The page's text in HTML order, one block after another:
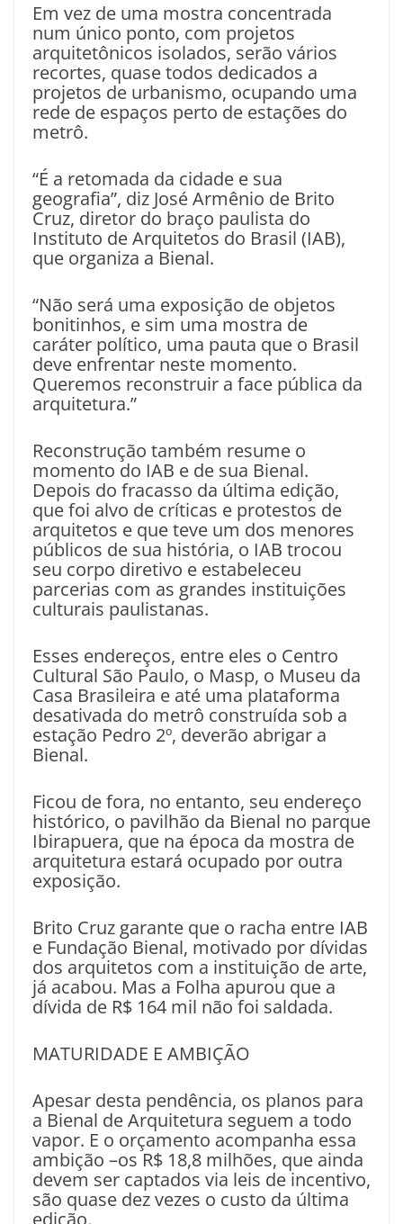
Em vez de uma mostra concentrada
num único ponto, com projetos
arquitetônicos isolados, serão vários
recortes, quase todos dedicados a
projetos de urbanismo, ocupando uma
rede de espaços perto de estações do
metrô.
“É a retomada da cidade e sua
geografia”, diz José Armênio de Brito
Cruz, diretor do braço paulista do
Instituto de Arquitetos do Brasil (IAB),
que organiza a Bienal.
“Não será uma exposição de objetos
bonitinhos, e sim uma mostra de
caráter político, uma pauta que o Brasil
deve enfrentar neste momento.
Queremos reconstruir a face pública da
arquitetura.”
Reconstrução também resume o
momento do IAB e de sua Bienal.
Depois do fracasso da última edição,
que foi alvo de críticas e protestos de
arquitetos e que teve um dos menores
públicos de sua história, o IAB trocou
seu corpo diretivo e estabeleceu
parcerias com as grandes instituições
culturais paulistanas.
Esses endereços, entre eles o Centro
Cultural São Paulo, o Masp, o Museu da
Casa Brasileira e até uma plataforma
desativada do metrô construída sob a
estação Pedro 2º, deverão abrigar a
Bienal.
Ficou de fora, no entanto, seu endereço
histórico, o pavilhão da Bienal no parque
Ibirapuera, que na época da mostra de
arquitetura estará ocupado por outra
exposição.
Brito Cruz garante que o racha entre IAB
e Fundação Bienal, motivado por dívidas
dos arquitetos com a instituição de arte,
já acabou. Mas a Folha apurou que a
dívida de R$ 164 mil não foi saldada.
MATURIDADE E AMBIÇÃO
Apesar desta pendência, os planos para
a Bienal de Arquitetura seguem a todo
vapor. E o orçamento acompanha essa
ambição –os R$ 18,8 milhões, que ainda
devem ser captados via leis de incentivo,
são quase dez vezes o custo da última